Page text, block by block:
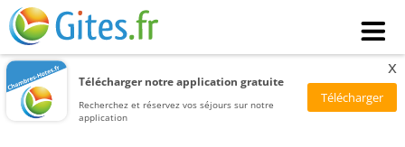
Télécharger notre application gratuite
Recherchez et réservez vos séjours sur notre
application
x